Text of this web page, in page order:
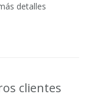
detalles
clientes